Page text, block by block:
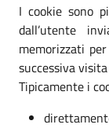
I cookie sono
dall’utente
memorizzati
successiva
Tipicamente i